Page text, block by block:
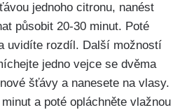
jednoho citronu, nanést
působit 20-30 ⁤minut. ⁢Poté
uvidíte ⁤rozdíl. Další​ možností
⁣jedno vejce se dvěma​
šťávy a nanesete na vlasy.
a poté opláchněte vlažnou